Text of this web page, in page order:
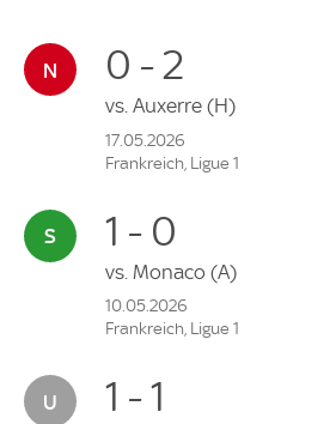
0 - 2
vs. Auxerre (H)
17.05.2026
Frankreich, Ligue 1
1 - 0
vs. Monaco (A)
10.05.2026
Frankreich, Ligue 1
1 - 1